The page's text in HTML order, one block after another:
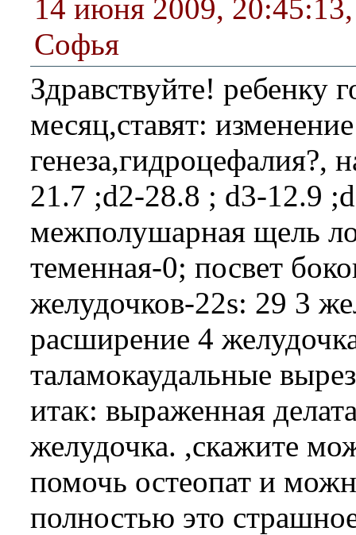
14 июня 2009, 20:45:13
Софья
Здравствуйте! ребенку
месяц,ставят:
генеза,гидроцефалия?,
21.7 ;d2-28.8 ; d3-12.9
межполушарная щель
теменная-0; посвет
желудочков-22s: 29 3
расширение 4
таламокаудальные
итак: выраженная
желудочка. ,скажите
помочь остеопат и
полностью это